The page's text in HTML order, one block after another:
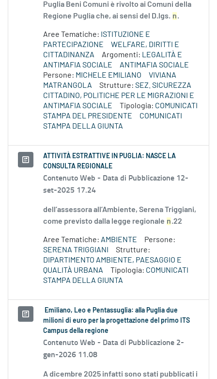
Puglia Beni Comuni è rivolto ai Comuni della
Regione Puglia che, ai sensi del D.lgs. n.
Aree Tematiche: ISTITUZIONE E
PARTECIPAZIONE
WELFARE, DIRITTI E
CITTADINANZA
Argomenti: LEGALITÀ E
ANTIMAFIA SOCIALE
ANTIMAFIA SOCIALE
Persone: MICHELE EMILIANO
VIVIANA
MATRANGOLA
Strutture: SEZ. SICUREZZA
CITTADINO, POLITICHE PER LE MIGRAZIONI E
ANTIMAFIA SOCIALE
Tipologia: COMUNICATI
STAMPA DEL PRESIDENTE
COMUNICATI
STAMPA DELLA GIUNTA
ATTIVITÀ ESTRATTIVE IN PUGLIA: NASCE LA
CONSULTA REGIONALE
Contenuto Web - Data di Pubblicazione 12-
set-2025 17.24
dell’assessora all’Ambiente, Serena Triggiani,
come previsto dalla legge regionale n.22
Aree Tematiche: AMBIENTE
Persone:
SERENA TRIGGIANI
Strutture:
DIPARTIMENTO AMBIENTE, PAESAGGIO E
QUALITÀ URBANA
Tipologia: COMUNICATI
STAMPA DELLA GIUNTA
Emiliano, Leo e Pentassuglia: alla Puglia due
milioni di euro per la progettazione del primo ITS
Campus della regione
Contenuto Web - Data di Pubblicazione 2-
gen-2026 11.08
A dicembre 2025 infatti sono stati pubblicati i